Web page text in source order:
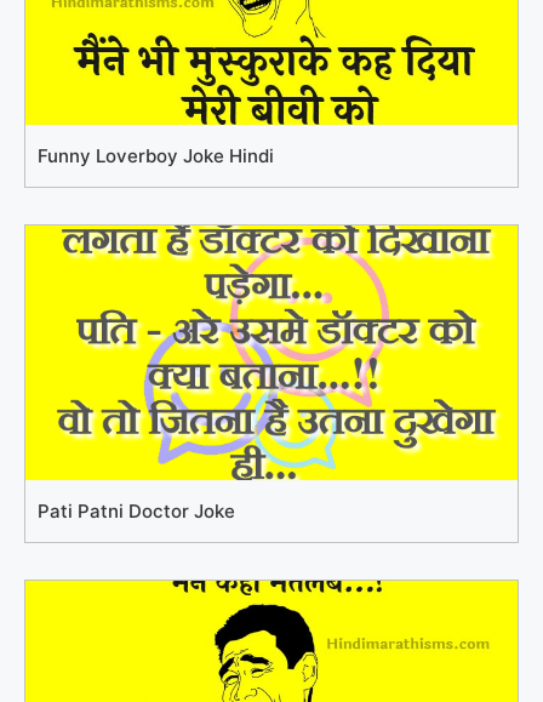
Funny Loverboy Joke Hindi
Pati Patni Doctor Joke